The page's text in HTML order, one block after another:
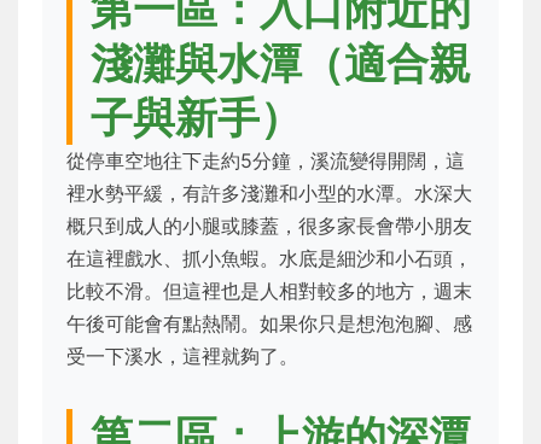
淺灘與水潭（適合親
子與新手）
從停車空地往下走約5分鐘，溪流變得開闊，這
裡水勢平緩，有許多淺灘和小型的水潭。水深大
概只到成人的小腿或膝蓋，很多家長會帶小朋友
在這裡戲水、抓小魚蝦。水底是細沙和小石頭，
比較不滑。但這裡也是人相對較多的地方，週末
午後可能會有點熱鬧。如果你只是想泡泡腳、感
受一下溪水，這裡就夠了。